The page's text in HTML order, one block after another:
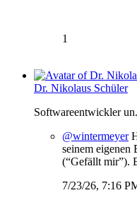
1
Dr. Nikolaus Schüler
Softwareentwickler
@wintermeyer
seinem eigenen
(“Gefällt mir”).
7/23/26, 7:16